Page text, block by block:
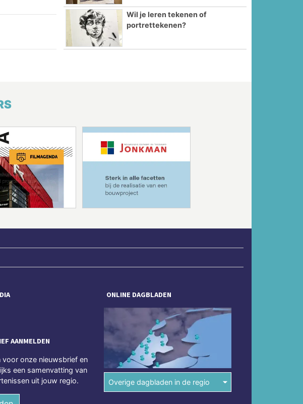
Wil je leren tekenen of
portrettekenen?
AANMELDEN
voor onze nieuwsbrief en
een samenvatting van
uit jouw regio.
ONLINE DAGBLADEN
Overige dagbladen in de regio